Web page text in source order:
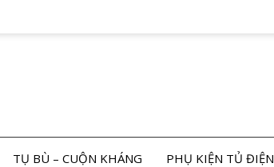
TỤ BÙ – CUỘN KHÁNG PHỤ KIỆN TỦ ĐIỆN